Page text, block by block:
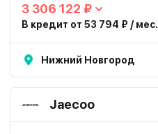
3 306 122 ₽
В кредит от 53 794 ₽ / мес.
Нижний Новгород
Jaecoo